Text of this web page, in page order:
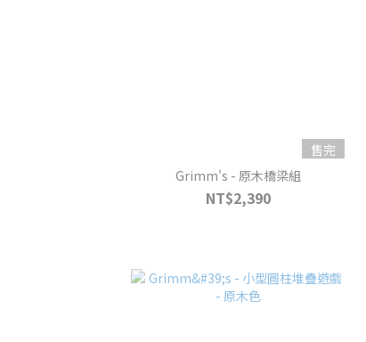
售完
Grimm's - 原木橋梁組
NT$2,390